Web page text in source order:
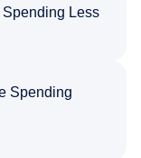
Less
Spending